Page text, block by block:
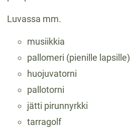
Luvassa mm.
musiikkia
pallomeri (pienille lapsille)
huojuvatorni
pallotorni
jätti pirunnyrkki
tarragolf